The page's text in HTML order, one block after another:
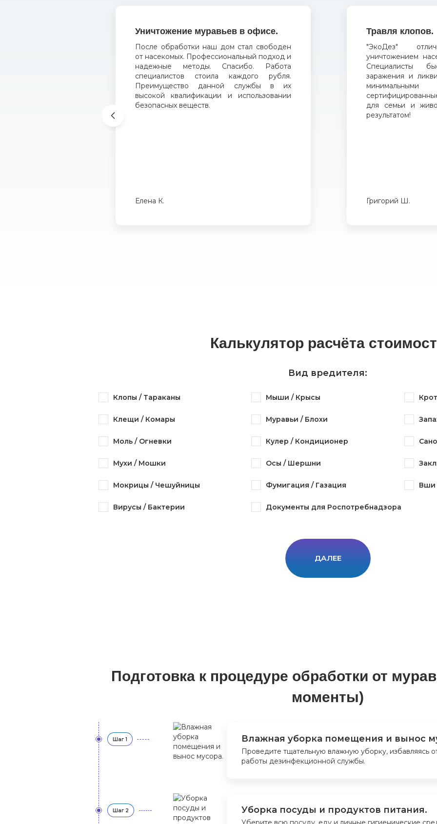
Уничтожение муравьев в офисе.
После обработки наш дом стал свободен
от насекомых. Профессиональный подход и
надежные методы. Спасибо. Работа
специалистов стоила каждого рубля.
Преимущество данной службы в их
высокой квалификации и использовании
безопасных веществ.
Елена К.
Травля клопов.
"ЭкоДез"
уничтожением
Специалисты
заражения и
для семьи и
результатом!
Григорий Ш.
Калькулятор расчёта
Вид вредителя:
Клопы / Тараканы Мыши / Крысы
Клещи / Комары Муравьи / Блохи
Моль / Огневки Кулер / Кондиционер
Мухи / Мошки Осы / Шершни
Мокрицы / Чешуйницы Фумигация / Газация Вши
Вирусы / Бактерии Документы для Роспотребнадзора
ДАЛЕЕ
Подготовка к процедуре обработки от
моменты)
Шаг 1 Влажная уборка помещения и вынос
Проведите тщательную влажную уборку, избавляясь
работы дезинфекционной службы.
Шаг 2 Уборка посуды и продуктов питания.